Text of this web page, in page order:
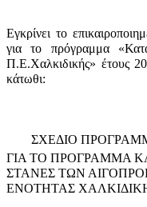
Εγκρίνει το
για το πρόγραμμα
Π.Ε.Χαλκιδικής» έτους
κάτωθι:
ΣΧΕΔΙΟ
ΓΙΑ ΤΟ ΠΡΟΓΡΑΜΜΑ
ΣΤΑΝΕΣ ΤΩΝ
ΕΝΟΤΗΤΑΣ